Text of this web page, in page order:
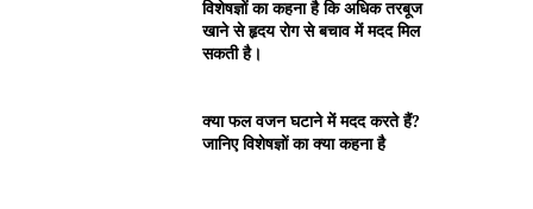
विशेषज्ञों का कहना है कि अधिक तरबूज
खाने से हृदय रोग से बचाव में मदद मिल
सकती है।
क्या फल वजन घटाने में मदद करते हैं?
जानिए विशेषज्ञों का क्या कहना है